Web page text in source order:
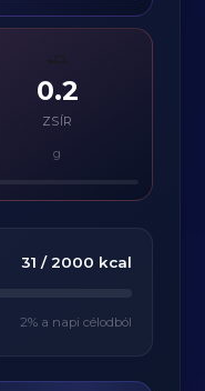
0.2
ZSÍR
g
31 / 2000 kcal
2% a napi célodból